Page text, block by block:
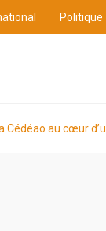
Politique
Cédéao au cœur